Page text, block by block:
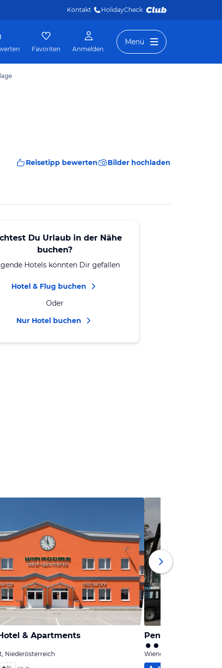
Kontakt HolidayCheck
Favoriten Anmelden
Menü
Reisetipp bewerten Bilder hochladen
Du Urlaub in der Nähe
buchen?
Hotels könnten Dir gefallen
Hotel & Flug buchen
Oder
Nur Hotel buchen
& Apartments
Niederösterreich
Pension Casa
Wiener Neustadt,